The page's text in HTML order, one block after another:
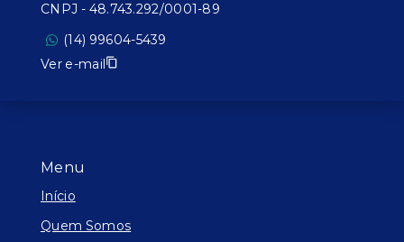
Menu
Início
Quem Somos
CNPJ - 48.743.292/0001-89
(14) 99604-5439
Ver e-mail